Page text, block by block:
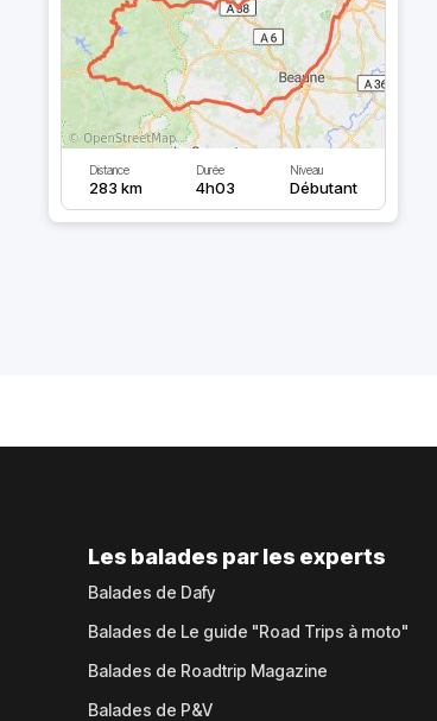
Distance
283 km
Durée
4h03
Niveau
Débutant
Les balades par les experts
Balades de Dafy
Balades de Le guide "Road Trips à moto"
Balades de Roadtrip Magazine
Balades de P&V